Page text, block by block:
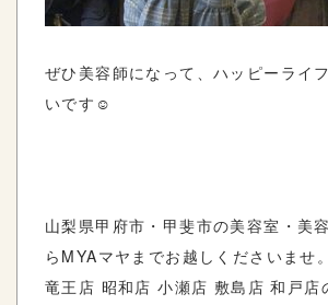
ぜひ美容師になって、ハッピーライ
いです☺️
山梨県甲府市・甲斐市の美容室・美
らMYAマヤまでお越しくださいませ。
竜王店 昭和店 小瀬店 敷島店 和戸店